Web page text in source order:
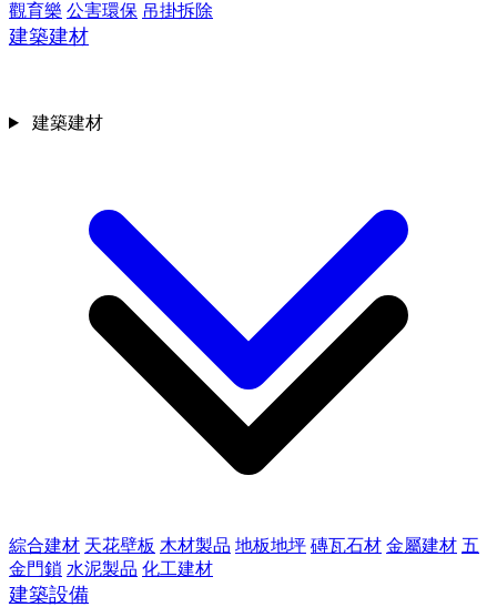
觀育樂 公害環保 吊掛拆除
建築建材
綜合建材 天花壁板 木材製品 地板地坪 磚瓦石材 金屬建材 五
金門鎖 水泥製品 化工建材
建築設備
建築建材